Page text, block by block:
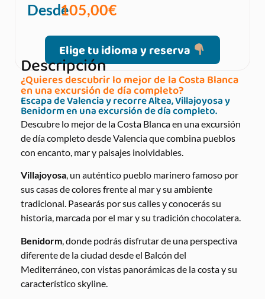
Desde105,00€
Elige tu idioma y reserva
Descripción
¿Quieres descubrir lo mejor de la Costa Blanca
en una excursión de día completo?
Escapa de Valencia y recorre Altea, Villajoyosa y
Benidorm en una excursión de día completo.
Descubre lo mejor de la Costa Blanca en una excursión
de día completo desde Valencia que combina pueblos
con encanto, mar y paisajes inolvidables.
Villajoyosa, un auténtico pueblo marinero famoso por
sus casas de colores frente al mar y su ambiente
tradicional. Pasearás por sus calles y conocerás su
historia, marcada por el mar y su tradición chocolatera.
Benidorm , donde podrás disfrutar de una perspectiva
diferente de la ciudad desde el Balcón del
Mediterráneo, con vistas panorámicas de la costa y su
característico skyline.